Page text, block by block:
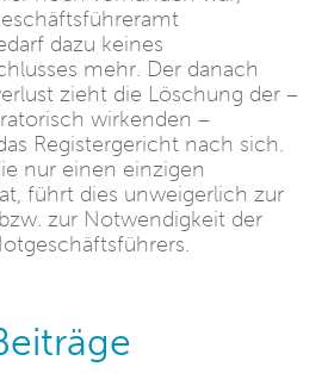
dazu keines
mehr. Der danach
zieht die Löschung der –
wirkenden –
Registergericht nach sich.
nur einen einzigen
führt dies unweigerlich zur
zur Notwendigkeit der